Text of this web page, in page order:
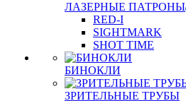
ЛАЗЕРНЫЕ ПАТРОНЫ
RED-I
SIGHTMARK
SHOT TIME
БИНОКЛИ
ЗРИТЕЛЬНЫЕ ТРУБЫ